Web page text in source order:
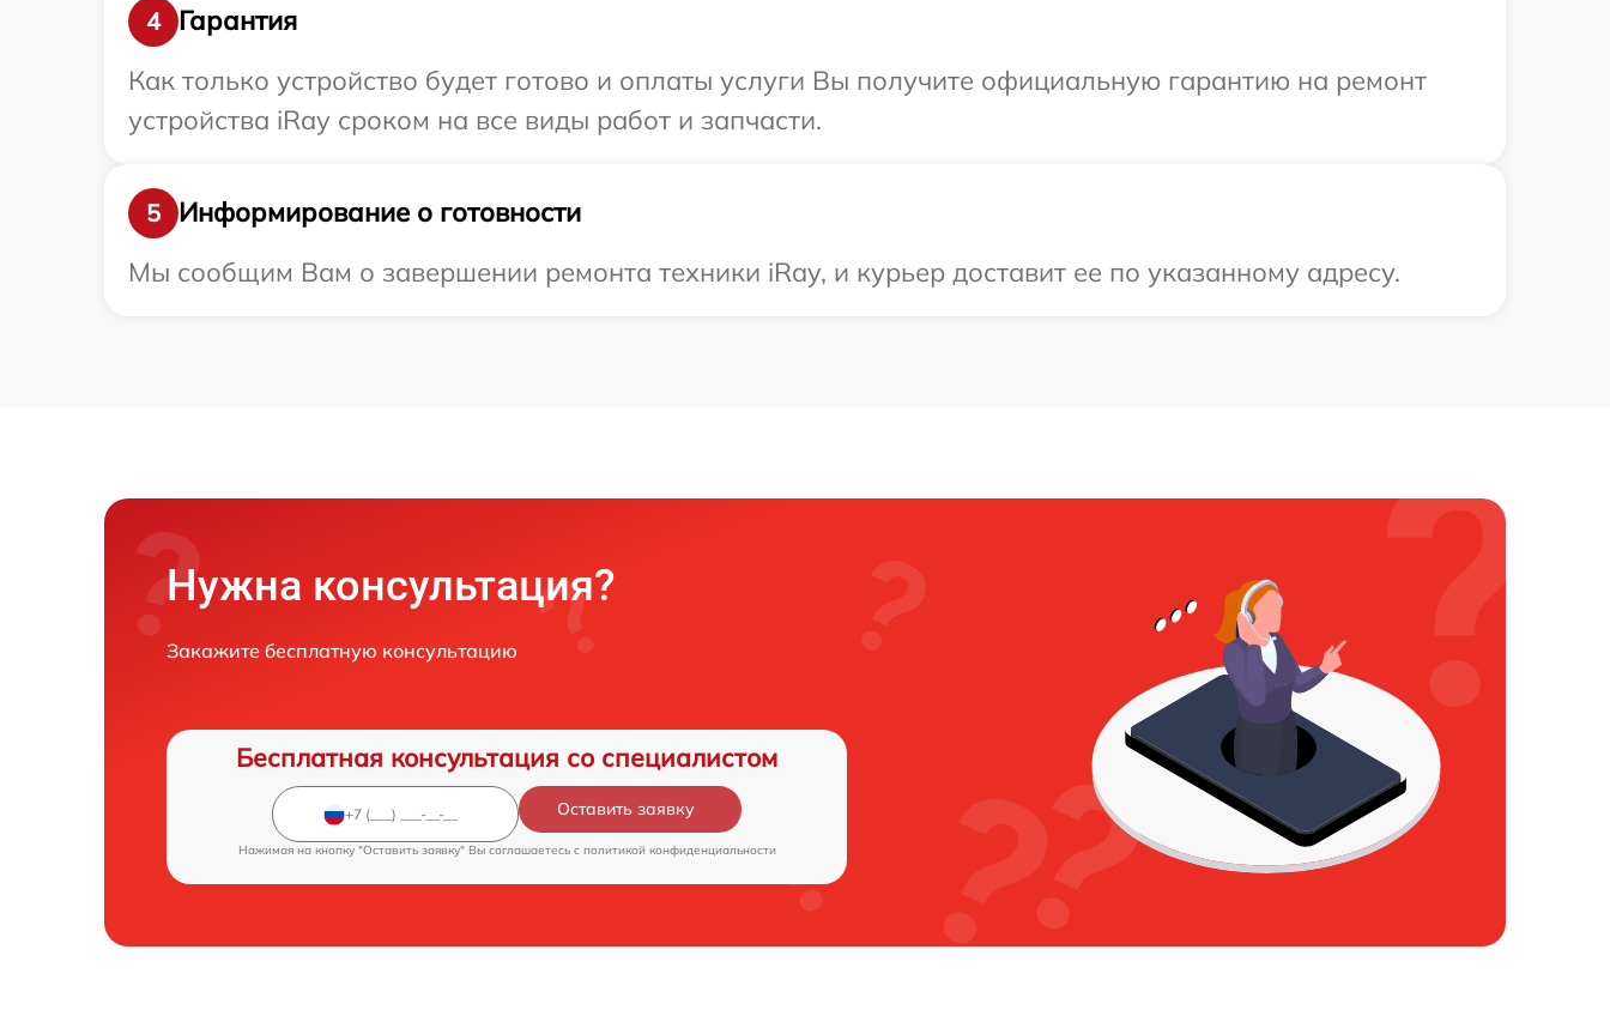
4
Гарантия
Как только устройство будет готово и оплаты услуги Вы получите официальную гарантию на ремонт
устройства iRay сроком на все виды работ и запчасти.
5
Информирование о готовности
Мы сообщим Вам о завершении ремонта техники iRay, и курьер доставит ее по указанному адресу.
Нужна консультация?
Закажите бесплатную консультацию
Бесплатная консультация со специалистом
Оставить заявку
Нажимая на кнопку "Оставить заявку" Вы соглашаетесь c политикой конфиденциальности